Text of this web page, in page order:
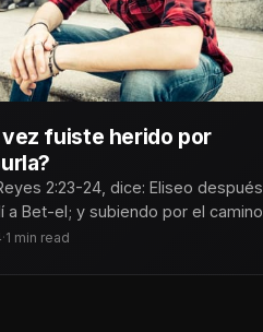
vez fuiste herido por
2:23-24, dice: Eliseo después
a Bet-el; y subiendo por el camino,
·1 min read